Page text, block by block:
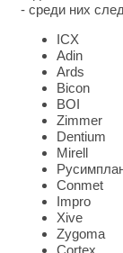
- среди них
ICX
Adin
Ards
Bicon
BOI
Zimmer
Dentium
Mirell
Conmet
Impro
Xive
Zygomа